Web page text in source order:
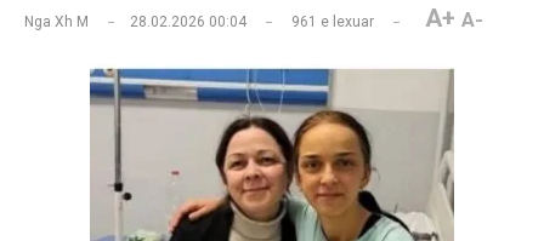
Nga Xh M 28.02.2026 00:04 961 e lexuar A+ A-